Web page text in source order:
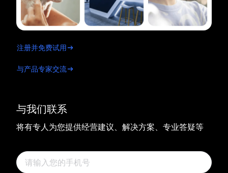
与我们联系
将有专人为您提供经营建议、解决方案、专业答疑等
注册并免费试用
与产品专家交流